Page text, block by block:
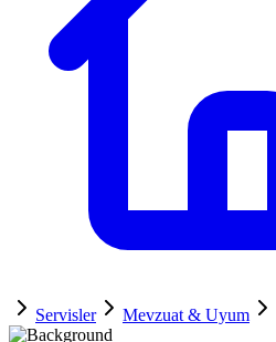
Servisler Mevzuat & Uyum